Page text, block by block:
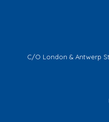
C/O London & Antwerp